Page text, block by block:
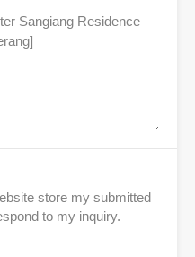
store my submitted
to my inquiry.